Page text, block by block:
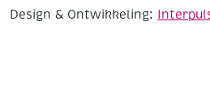
Design & Ontwikkeling: